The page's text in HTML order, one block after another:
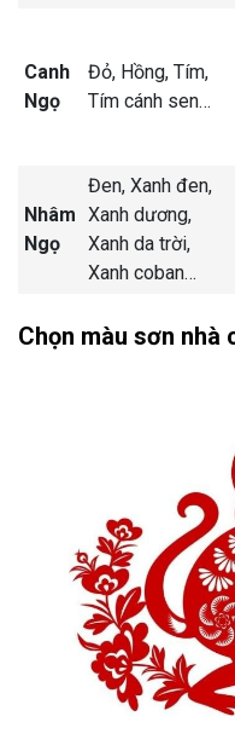
Canh
Ngọ
Đỏ, Hồng, Tím,
Tím cánh sen…
Nhâm
Ngọ
Đen, Xanh đen,
Xanh dương,
Xanh da trời,
Xanh coban…
Chọn màu sơn nhà